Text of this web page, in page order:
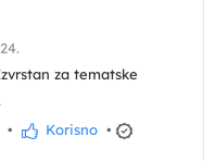
za tematske
• Korisno •